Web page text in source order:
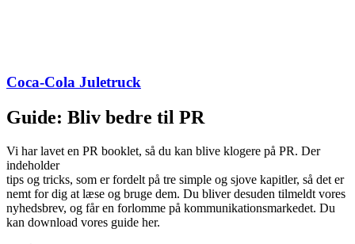
Coca-Cola Juletruck
Guide: Bliv bedre til PR
Vi har lavet en PR booklet, så du kan blive klogere på PR. Der
indeholder
tips og tricks, som er fordelt på tre simple og sjove kapitler, så det er
nemt for dig at læse og bruge dem. Du bliver desuden tilmeldt vores
nyhedsbrev, og får en forlomme på kommunikationsmarkedet. Du
kan download vores guide her.